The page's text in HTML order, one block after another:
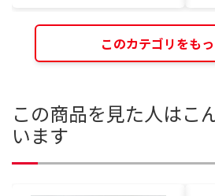
このカテゴリをも
この商品を見た人はこ
います